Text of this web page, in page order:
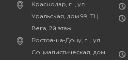
Краснодар, г. , ул.
Уральская, дом 99, ТЦ
Вега, 2й этаж
Ростов-на-Дону, г. , ул.
Социалистическая, дом